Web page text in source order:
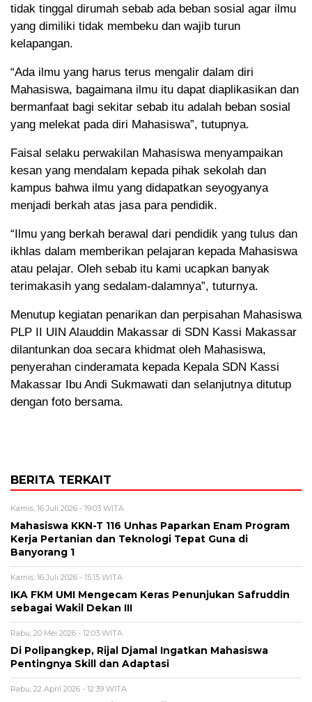
tidak tinggal dirumah sebab ada beban sosial agar ilmu
yang dimiliki tidak membeku dan wajib turun
kelapangan.
“Ada ilmu yang harus terus mengalir dalam diri
Mahasiswa, bagaimana ilmu itu dapat diaplikasikan dan
bermanfaat bagi sekitar sebab itu adalah beban sosial
yang melekat pada diri Mahasiswa”, tutupnya.
Faisal selaku perwakilan Mahasiswa menyampaikan
kesan yang mendalam kepada pihak sekolah dan
kampus bahwa ilmu yang didapatkan seyogyanya
menjadi berkah atas jasa para pendidik.
“Ilmu yang berkah berawal dari pendidik yang tulus dan
ikhlas dalam memberikan pelajaran kepada Mahasiswa
atau pelajar. Oleh sebab itu kami ucapkan banyak
terimakasih yang sedalam-dalamnya”, tuturnya.
Menutup kegiatan penarikan dan perpisahan Mahasiswa
PLP II UIN Alauddin Makassar di SDN Kassi Makassar
dilantunkan doa secara khidmat oleh Mahasiswa,
penyerahan cinderamata kepada Kepala SDN Kassi
Makassar Ibu Andi Sukmawati dan selanjutnya ditutup
dengan foto bersama.
BERITA TERKAIT
Kamis, 16 Juli 2026 - 19:03 WITA
Mahasiswa KKN-T 116 Unhas Paparkan Enam Program
Kerja Pertanian dan Teknologi Tepat Guna di
Banyorang 1
Kamis, 16 Juli 2026 - 15:15 WITA
IKA FKM UMI Mengecam Keras Penunjukan Safruddin
sebagai Wakil Dekan III
Rabu, 20 Mei 2026 - 12:03 WITA
Di Polipangkep, Rijal Djamal Ingatkan Mahasiswa
Pentingnya Skill dan Adaptasi
Rabu, 22 April 2026 - 12:39 WITA